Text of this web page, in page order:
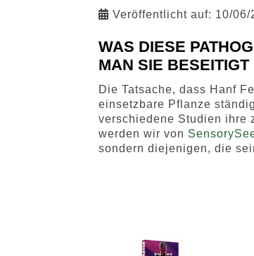
Veröffentlicht auf: 10/06/
WAS DIESE
MAN SIE BESEITIGT
Die Tatsache, dass Hanf
einsetzbare Pflanze
verschiedene Studien ihre
werden wir von
sondern diejenigen, die